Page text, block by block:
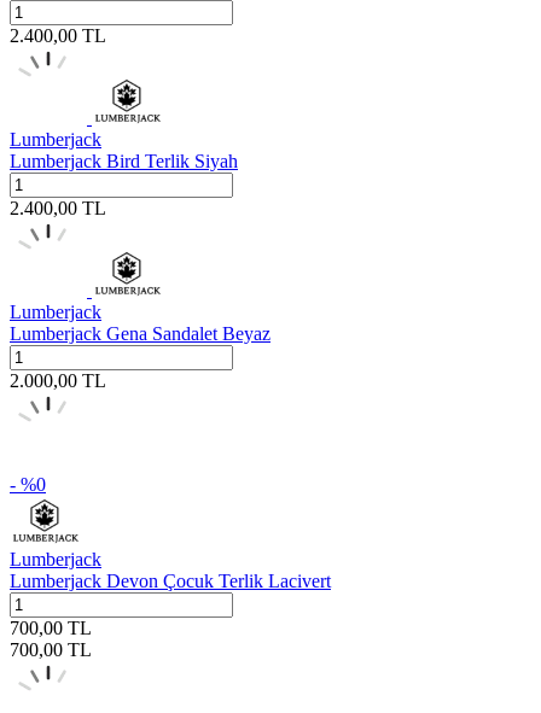
2.400,00 TL
Lumberjack
Lumberjack Bird Terlik Siyah
2.400,00 TL
Lumberjack
Lumberjack Gena Sandalet Beyaz
2.000,00 TL
- %0
Lumberjack
Lumberjack Devon Çocuk Terlik Lacivert
700,00 TL
700,00 TL